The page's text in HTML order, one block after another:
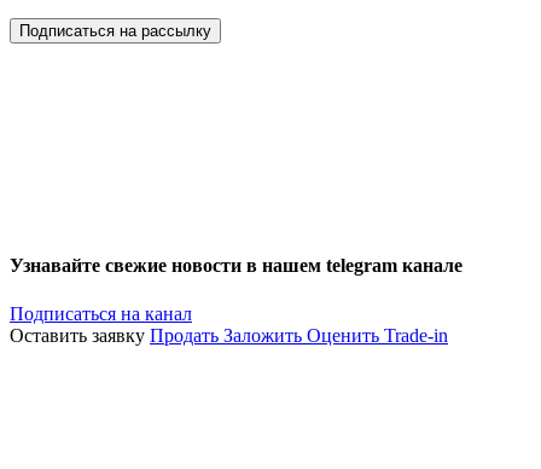
Подписаться на рассылку
Узнавайте свежие новости в нашем telegram канале
Подписаться на канал
Оставить заявку Продать Заложить Оценить Trade-in